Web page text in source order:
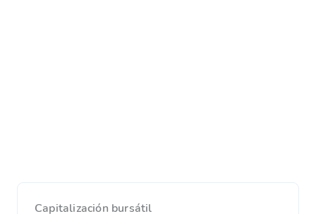
Capitalización bursátil